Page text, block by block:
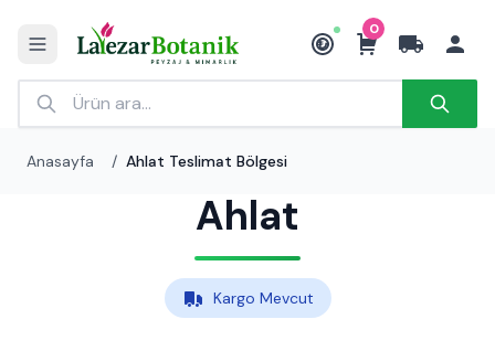
₺
0
Anasayfa / Ahlat Teslimat Bölgesi
Ahlat
Kargo Mevcut